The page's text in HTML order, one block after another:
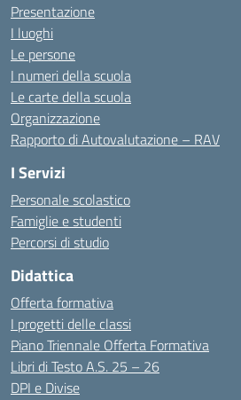
Presentazione
I luoghi
Le persone
I numeri della scuola
Le carte della scuola
Organizzazione
Rapporto di Autovalutazione – RAV
I Servizi
Personale scolastico
Famiglie e studenti
Percorsi di studio
Didattica
Offerta formativa
I progetti delle classi
Piano Triennale Offerta Formativa
Libri di Testo A.S. 25 – 26
DPI e Divise